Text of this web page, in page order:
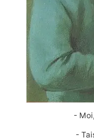
-
-